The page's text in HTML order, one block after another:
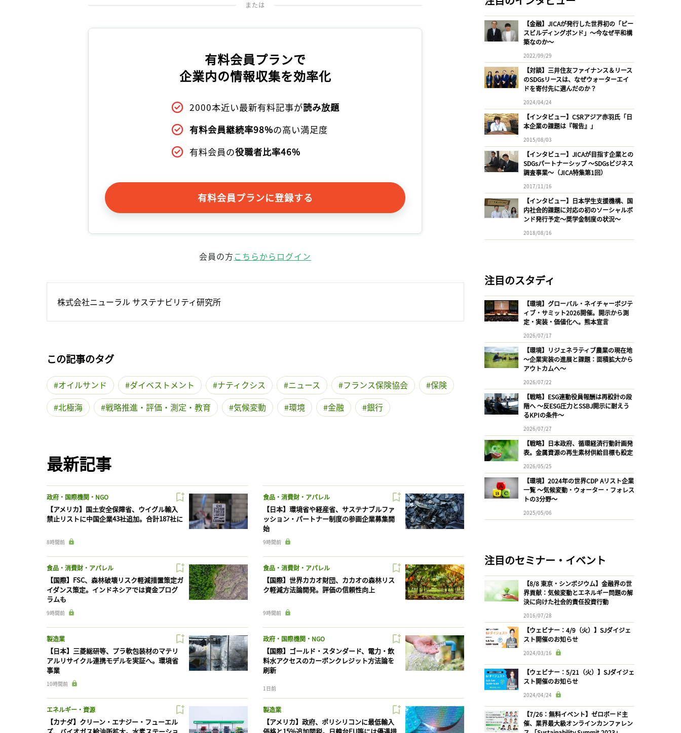
または
有料会員プランで
企業内の情報収集を効率化
2000本近い最新有料記事が読み放題
有料会員継続率98%の高い満足度
有料会員の役職者比率46%
有料会員プランに登録する
会員の方こちらからログイン
株式会社ニューラル サステナビリティ研究所
この記事のタグ
オイルサンド ダイベストメント ナティクシス ニュース フランス保険協会
保険
北極海
戦略推進・評価・測定・教育 気候変動 環境 金融 銀行
最新記事
政府・国際機関・NGO
【アメリカ】国土安全保障省、ウイグル輸入
禁止リストに中国企業43社追加。合計187社に
8時間前
食品・消費財・アパレル
【日本】環境省や経産省、サステナブルファ
ッション・パートナー制度の参画企業募集開
始
9時間前
食品・消費財・アパレル
【国際】FSC、森林破壊リスク軽減措置策定ガ
イダンス策定。インドネシアでは資金プログ
ラムも
9時間前
食品・消費財・アパレル
【国際】世界カカオ財団、カカオの森林リス
ク軽減方法論開発。評価の信頼性向上
9時間前
製造業
【日本】三菱総研等、プラ軟包装材のマテリ
アルリサイクル連携モデルを実証へ。環境省
事業
10時間前
政府・国際機関・NGO
【国際】ゴールド・スタンダード、電力・飲
料水アクセスのカーボンクレジット方法論を
刷新
1日前
エネルギー・資源
【カナダ】クリーン・エナジー・フューエル
製造業
【アメリカ】政府、ポリシリコンに最低輸入
【金融】JICAが発行した世界初の「ピー
スビルディングボンド」〜今なぜ平和構
築なのか〜
2022/09/29
【対談】三井住友ファイナンス＆リース
のSDGsリースは、なぜウォーターエイ
ドを寄付先に選んだのか？
2024/04/24
【インタビュー】CSRアジア赤羽氏「日
本企業の課題は『報告』」
2015/08/03
【インタビュー】JICAが目指す企業との
SDGsパートナーシップ 〜SDGsビジネス
調査事業〜（JICA特集第1回）
2017/11/16
【インタビュー】日本学生支援機構、国
内社会的課題に対応の初のソーシャルボ
ンド発行予定〜奨学金制度の状況〜
2018/08/16
注目のスタディ
【環境】グローバル・ネイチャーポジテ
ィブ・サミット2026開催。開示から測
定・実装・価値化へ。熊本宣言
2026/07/17
【環境】リジェネラティブ農業の現在地
〜企業実装の進展と課題：面積拡大から
アウトカムへ〜
2026/07/22
【戦略】ESG連動役員報酬は再設計の段
階へ 〜反ESG圧力とSSBJ開示に耐えう
るKPIの条件〜
2026/07/27
【戦略】日本政府、循環経済行動計画発
表。金属資源の再生素材供給目標も設定
2026/05/25
【環境】2024年の世界CDP Aリスト企業
一覧 〜気候変動・ウォーター・フォレス
トの3分野〜
2025/05/06
注目のセミナー・イベント
【8/8 東京・シンポジウム】金融界の世
界貢献：気候変動とエネルギー問題の解
決に向けた社会的責任投資行動
2016/07/28
【ウェビナー：4/9（火）】SJダイジェ
スト開催のお知らせ
2024/03/16
【ウェビナー：5/21（火）】SJダイジェ
スト開催のお知らせ
2024/04/24
【7/26：無料イベント】ゼロボード主
催、業界最大級オンラインカンファレン
記事をお気に入りに保存するには
ログインが必要です
ログイン